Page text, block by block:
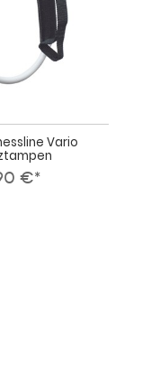
Vario
€*